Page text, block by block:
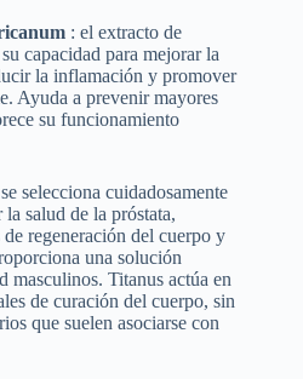
: el extracto de
capacidad para mejorar la
la inflamación y promover
Ayuda a prevenir mayores
su funcionamiento
selecciona cuidadosamente
salud de la próstata,
regeneración del cuerpo y
una solución
masculinos. Titanus actúa en
de curación del cuerpo, sin
que suelen asociarse con